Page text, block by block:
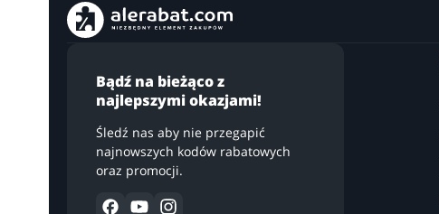
Bądź na bieżąco z
najlepszymi okazjami!
Śledź nas aby nie przegapić
najnowszych kodów rabatowych
oraz promocji.